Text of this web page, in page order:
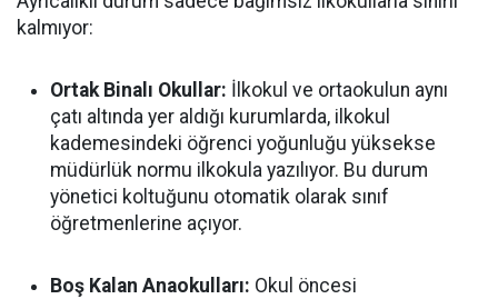
kalmıyor:
Ortak Binalı Okullar: İlkokul ve ortaokulun aynı
çatı altında yer aldığı kurumlarda, ilkokul
kademesindeki öğrenci yoğunluğu yüksekse
müdürlük normu ilkokula yazılıyor. Bu durum
yönetici koltuğunu otomatik olarak sınıf
öğretmenlerine açıyor.
Boş Kalan Anaokulları: Okul öncesi